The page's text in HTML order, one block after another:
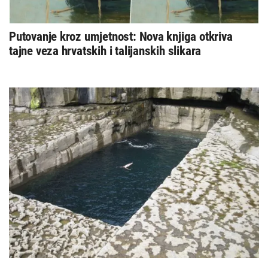
Putovanje kroz umjetnost: Nova knjiga otkriva
tajne veza hrvatskih i talijanskih slikara